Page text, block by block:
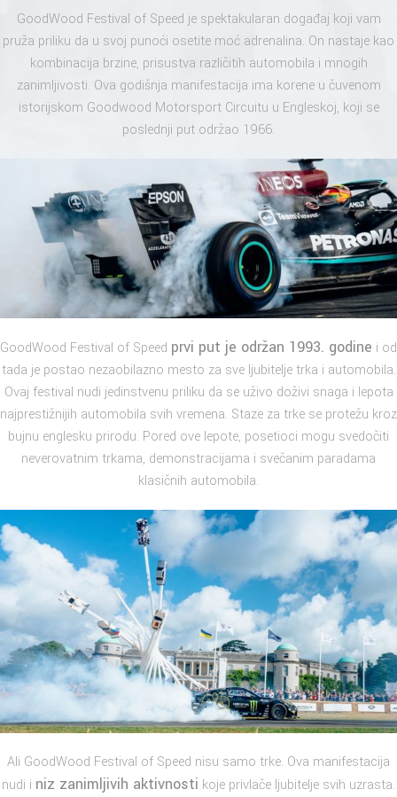
GoodWood Festival of Speed je spektakularan događaj koji vam
pruža priliku da u svoj punoći osetite moć adrenalina. On nastaje kao
kombinacija brzine, prisustva različitih automobila i mnogih
zanimljivosti. Ova godišnja manifestacija ima korene u čuvenom
istorijskom Goodwood Motorsport Circuitu u Engleskoj, koji se
poslednji put održao 1966.
GoodWood Festival of Speed prvi put je održan 1993. godine i od
tada je postao nezaobilazno mesto za sve ljubitelje trka i automobila.
Ovaj festival nudi jedinstvenu priliku da se uživo doživi snaga i lepota
najprestižnijih automobila svih vremena. Staze za trke se protežu kroz
bujnu englesku prirodu. Pored ove lepote, posetioci mogu svedočiti
neverovatnim trkama, demonstracijama i svečanim paradama
klasičnih automobila.
Ali GoodWood Festival of Speed nisu samo trke. Ova manifestacija
nudi i niz zanimljivih aktivnosti koje privlače ljubitelje svih uzrasta.